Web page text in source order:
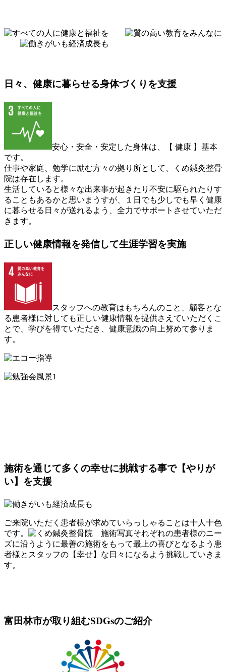
日々、健康に暮らせる身体づくりを支援
安心・安全・安定した身体は、【 健康 】基本
です。
仕事や家庭、勉学に励む方々の拠り所として、くめ鍼灸整骨
院は存在します。
生活していると様々な出来事が起きたり不安に駆られたりす
ることもあるかと思いまうすが、１日でも少しでも早く健康
に暮らせる日々が送れるよう、全力でサポートさせていただ
きます。
正しい健康情報を発信して生涯学習を実施
スタッフへの教育はもちろんのこと、顧客とな
る患者様に対しても正しい健康情報を提供さえていただくこ
とで、学びを得ていただき、健康意識の向上努めて参りま
す。
施術を通じて多くの幸せに挑戦する事で【やりが
い】を支援
ご来院いただく患者様が求めていらっしゃることは十人十色
です。
それぞれの患者様のニー
ズに沿うように最善の施術をもって最上の喜びとなるよう患
者様とスタッフの【幸せ】な日々 になるよう挑戦していきま
す。
富田林市が取り組むSDGsのご紹介